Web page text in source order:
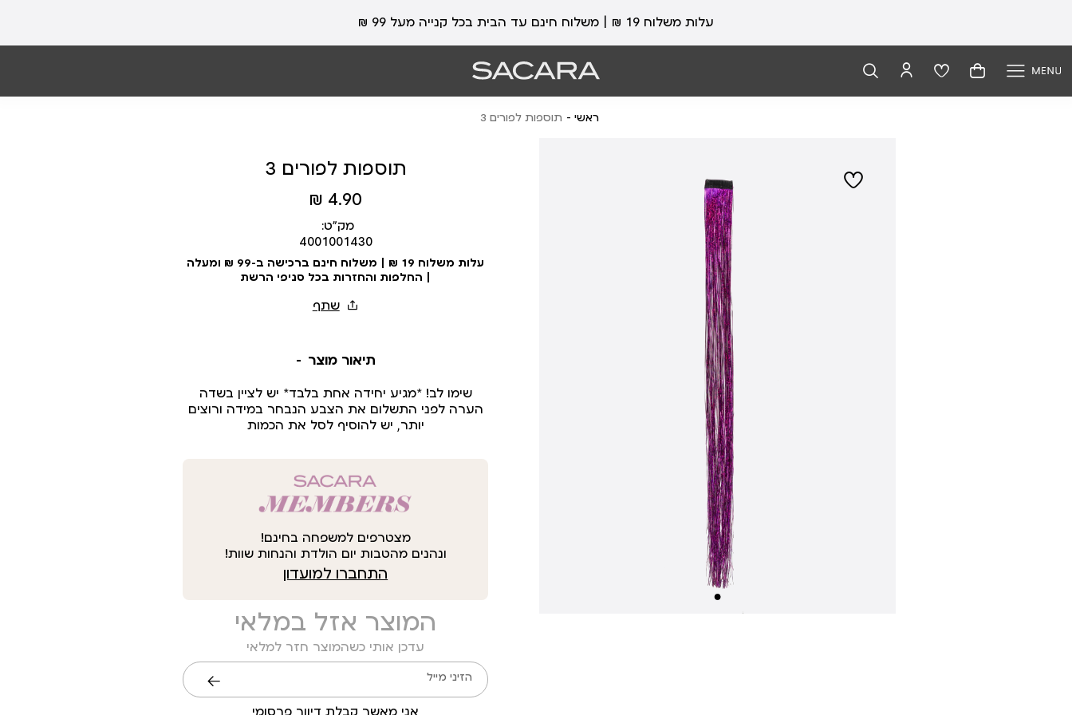
עלות משלוח 19 ₪ | משלוח חינם עד הבית בכל קנייה מעל 99 ₪
ראשי תוספות לפורים 3
תוספות לפורים 3
מחיר
מוצר
4.90 ₪
מק״ט:
4001001430
עלות משלוח 19 ₪ | משלוח חינם ברכישה ב-99 ₪ ומעלה
| החלפות והחזרות בכל סניפי הרשת
תיאור מוצר
שימו לב! *מגיע יחידה אחת בלבד* יש לציין בשדה
הערה לפני התשלום את הצבע הנבחר במידה ורוצים
יותר, יש להוסיף לסל את הכמות
מצטרפים למשפחה בחינם!
ונהנים מהטבות יום הולדת והנחות שוות!
התחברו למועדון
המוצר אזל במלאי
עדכן אותי כשהמוצר חזר למלאי
הזיני מייל
אני מאשר קבלת דיוור פרסומי
שליחה